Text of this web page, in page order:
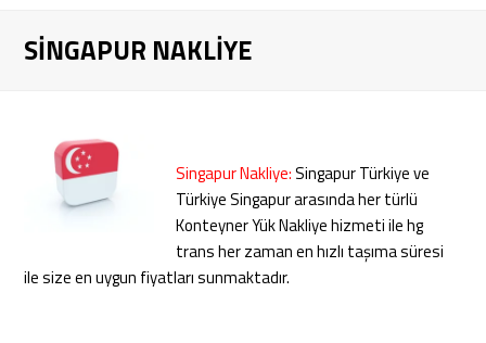
SINGAPUR NAKLIYE
Singapur Nakliye:Singapur Türkiye ve
Türkiye Singapur arasında her türlü
Konteyner Yük Nakliye hizmeti ile hg
trans her zaman en hızlı taşıma süresi
ile size en uygun fiyatları sunmaktadır.